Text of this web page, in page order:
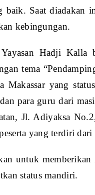
baik. Saat
kebingungan.
Hadji Kalla
tema
yang
para guru dari
Jl. Adiyaksa
yang terdiri dari
untuk
status mandiri.